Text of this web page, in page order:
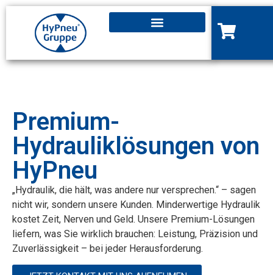
Premium-
Hydrauliklösungen von
HyPneu
„Hydraulik, die hält, was andere nur versprechen.“ – sagen
nicht wir, sondern unsere Kunden. Minderwertige Hydraulik
kostet Zeit, Nerven und Geld. Unsere Premium-Lösungen
liefern, was Sie wirklich brauchen: Leistung, Präzision und
Zuverlässigkeit – bei jeder Herausforderung.